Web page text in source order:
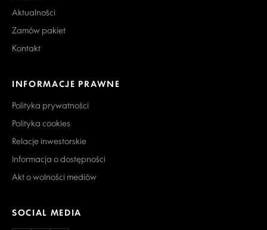
Aktualności
Zamów pakiet
Kontakt
INFORMACJE PRAWNE
Polityka prywatności
Polityka cookies
Relacje inwestorskie
Informacja o dostępności
Akt o wolności mediów
SOCIAL MEDIA